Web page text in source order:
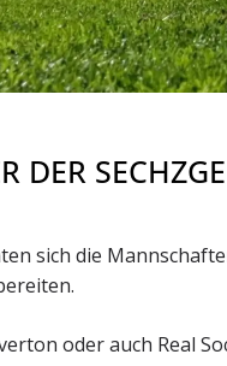
DER
sich die
oder auch Real